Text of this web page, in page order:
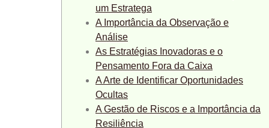
um Estratega
A Importância da Observação e
Análise
As Estratégias Inovadoras e o
Pensamento Fora da Caixa
A Arte de Identificar Oportunidades
Ocultas
A Gestão de Riscos e a Importância da
Resiliência